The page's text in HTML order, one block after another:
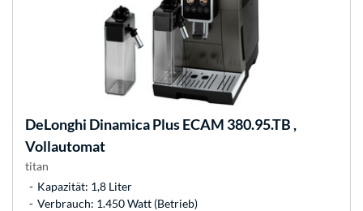
DeLonghi Dinamica Plus ECAM 380.95.TB ,
Vollautomat
titan
Kapazität: 1,8 Liter
Verbrauch: 1.450 Watt (Betrieb)